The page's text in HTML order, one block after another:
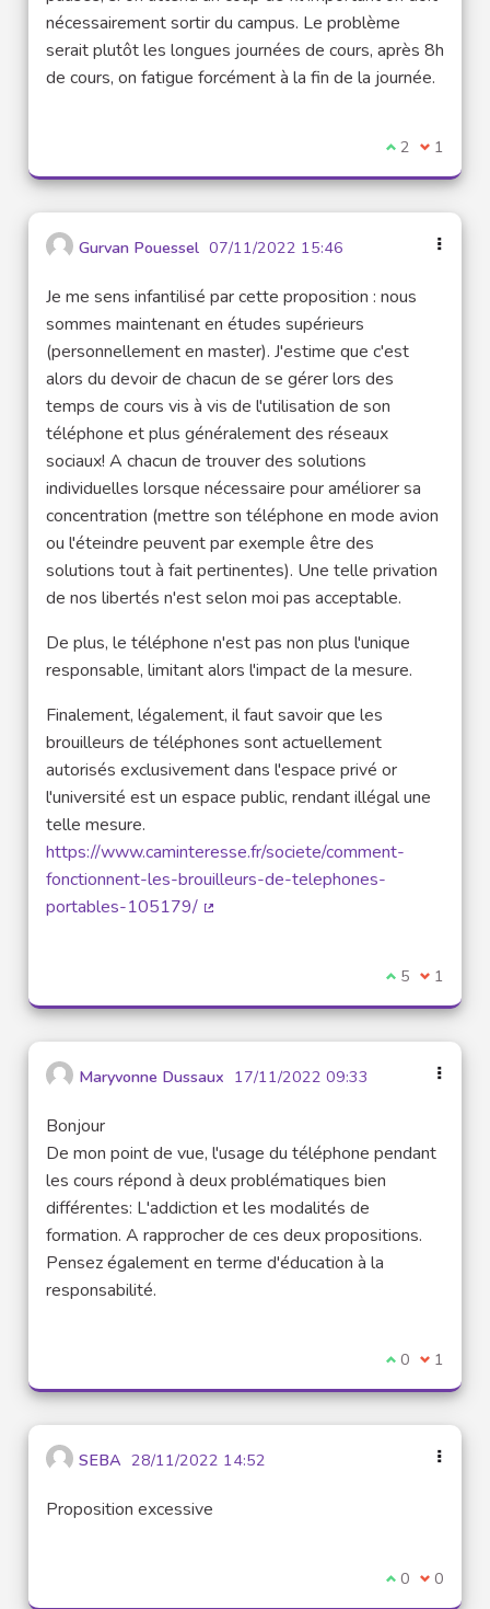
nécessairement sortir du campus. Le problème
serait plutôt les longues journées de cours, après 8h
de cours, on fatigue forcément à la fin de la journée.
I agree with
2 I 1
Gurvan Pouessel 07/11/2022 15:46
Je me sens infantilisé par cette proposition : nous
sommes maintenant en études supérieurs
(personnellement en master). J'estime que c'est
alors du devoir de chacun de se gérer lors des
temps de cours vis à vis de l'utilisation de son
téléphone et plus généralement des réseaux
sociaux! A chacun de trouver des solutions
individuelles lorsque nécessaire pour améliorer sa
concentration (mettre son téléphone en mode avion
ou l'éteindre peuvent par exemple être des
solutions tout à fait pertinentes). Une telle privation
de nos libertés n'est selon moi pas acceptable.
De plus, le téléphone n'est pas non plus l'unique
responsable, limitant alors l'impact de la mesure.
Finalement, légalement, il faut savoir que les
brouilleurs de téléphones sont actuellement
autorisés exclusivement dans l'espace privé or
l'université est un espace public, rendant illégal une
telle mesure.
https://www.caminteresse.fr/societe/comment-
fonctionnent-les-brouilleurs-de-telephones-
portables-105179/
I agree with
5 I 1
Maryvonne Dussaux 17/11/2022 09:33
Bonjour
De mon point de vue, l'usage du téléphone pendant
les cours répond à deux problématiques bien
différentes: L'addiction et les modalités de
formation. A rapprocher de ces deux propositions.
Pensez également en terme d'éducation à la
responsabilité.
I agree with
0 I 1
SEBA 28/11/2022 14:52
Proposition excessive
I agree with
0 I 0